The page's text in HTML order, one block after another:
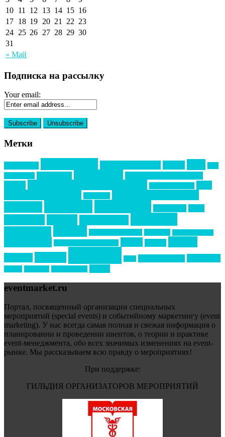
« Май
10 11 12 13 14 15 16
17 18 19 20 21 22 23
24 25 26 27 28 29 30
31
Подписка на рассылку
Your email:
Метки
eventmarket.ru
Портал, посвященный организации специальных
мероприятий (special events) и событийному маркетингу (event
marketing). У нас всегда самая полная и свежая информация о
планировании и проведении ивентов, о теории и практике
event-менеджмента, обо всех значимых изменениях на event-
рынке. Мы рассказываем всю правду о мероприятиях!
При поддержке:
ГИЛЬДИЯ ОРГАНИЗАТОРОВ МЕРОПРИЯТИЙ